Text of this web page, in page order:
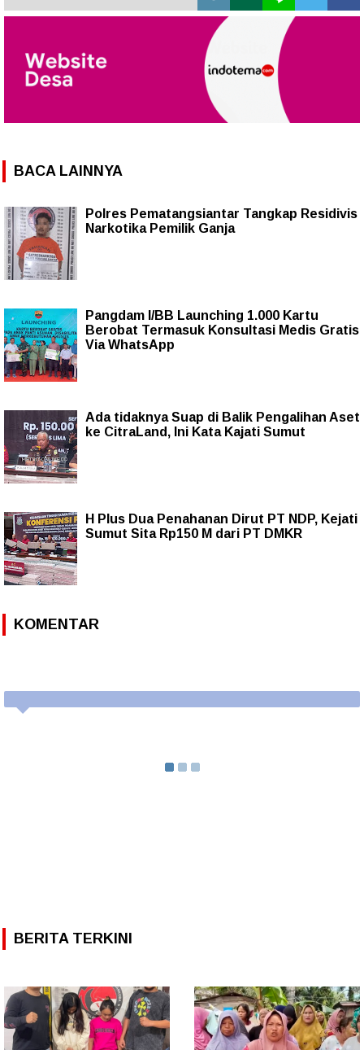
BACA LAINNYA
Polres Pematangsiantar Tangkap Residivis
Narkotika Pemilik Ganja
Pangdam I/BB Launching 1.000 Kartu
Berobat Termasuk Konsultasi Medis Gratis
Via WhatsApp
Ada tidaknya Suap di Balik Pengalihan Aset
ke CitraLand, Ini Kata Kajati Sumut
H Plus Dua Penahanan Dirut PT NDP, Kejati
Sumut Sita Rp150 M dari PT DMKR
KOMENTAR
BERITA TERKINI